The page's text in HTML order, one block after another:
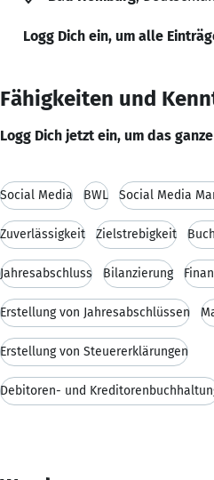
Logg Dich ein, um alle
Fähigkeiten und
Logg Dich jetzt ein, um das
Social Media BWL Social Media
Zuverlässigkeit Zielstrebigkeit
Jahresabschluss Bilanzierung
Erstellung von Jahresabschlüssen
Erstellung von Steuererklärungen
Debitoren- und